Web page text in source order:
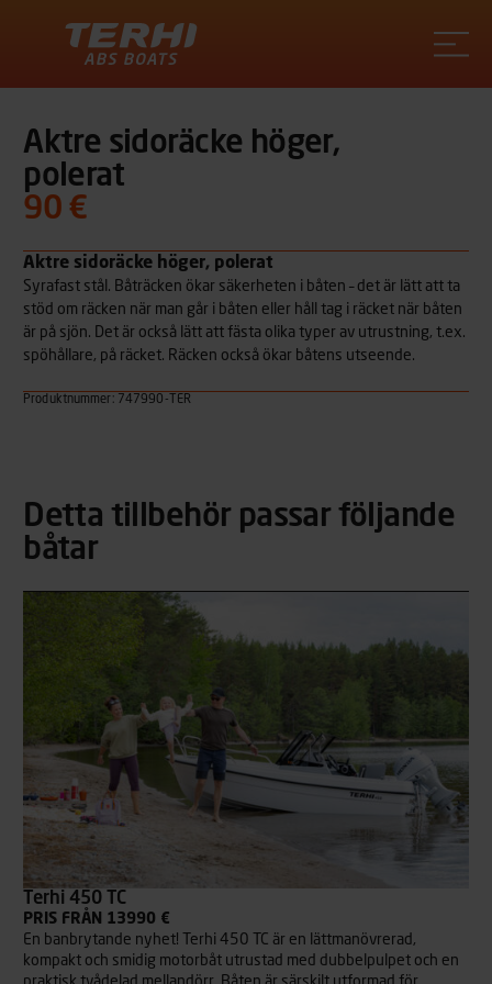
Aktre sidoräcke höger,
polerat
90 €
Aktre sidoräcke höger, polerat
Syrafast stål. Båträcken ökar säkerheten i båten – det är lätt att ta
stöd om räcken när man går i båten eller håll tag i räcket när båten
är på sjön. Det är också lätt att fästa olika typer av utrustning, t.ex.
spöhållare, på räcket. Räcken också ökar båtens utseende.
Produktnummer: 747990-TER
Detta tillbehör passar följande
båtar
Terhi 450 TC
PRIS FRÅN 13990 €
En banbrytande nyhet! Terhi 450 TC är en lättmanövrerad,
kompakt och smidig motorbåt utrustad med dubbelpulpet och en